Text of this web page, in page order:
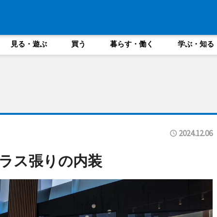
見る・遊ぶ 買う 暮らす・働く 学ぶ・知る
2024.12.06
ス張りの内装